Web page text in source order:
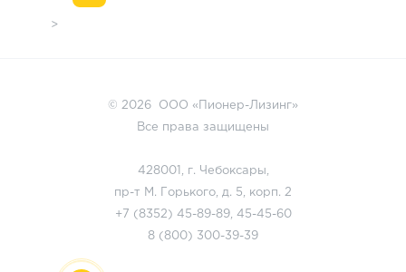
>
© 2026 ООО «Пионер-Лизинг»
Все права защищены
428001, г. Чебоксары,
пр-т М. Горького, д. 5, корп. 2
+7 (8352) 45-89-89, 45-45-60
8 (800) 300-39-39